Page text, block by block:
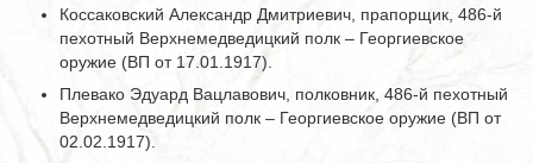
Коссаковский Александр Дмитриевич, прапорщик, 486-й
пехотный Верхнемедведицкий полк – Георгиевское
оружие (ВП от 17.01.1917).
Плевако Эдуард Вацлавович, полковник, 486-й пехотный
Верхнемедведицкий полк – Георгиевское оружие (ВП от
02.02.1917).